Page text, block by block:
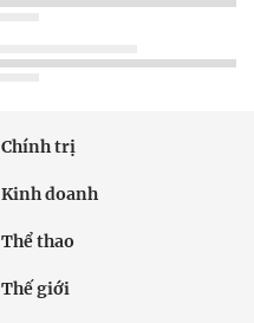
Chính trị
Kinh doanh
Thể thao
Thế giới